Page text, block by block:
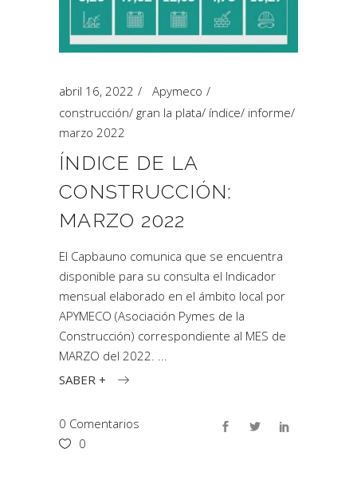
abril 16, 2022
Apymeco
construcción/ gran la plata/ índice/ informe/
marzo 2022
ÍNDICE DE LA
CONSTRUCCIÓN:
MARZO 2022
El Capbauno comunica que se encuentra
disponible para su consulta el Indicador
mensual elaborado en el ámbito local por
APYMECO (Asociación Pymes de la
Construcción) correspondiente al MES de
MARZO del 2022.
SABER +
0 Comentarios
0